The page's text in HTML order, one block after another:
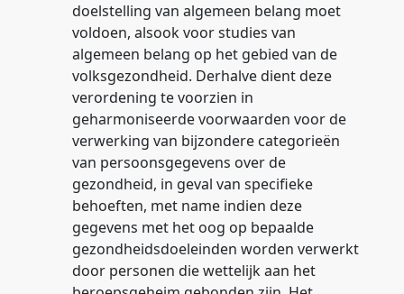
doelstelling van algemeen belang moet
voldoen, alsook voor studies van
algemeen belang op het gebied van de
volksgezondheid. Derhalve dient deze
verordening te voorzien in
geharmoniseerde voorwaarden voor de
verwerking van bijzondere categorieën
van persoonsgegevens over de
gezondheid, in geval van specifieke
behoeften, met name indien deze
gegevens met het oog op bepaalde
gezondheidsdoeleinden worden verwerkt
door personen die wettelijk aan het